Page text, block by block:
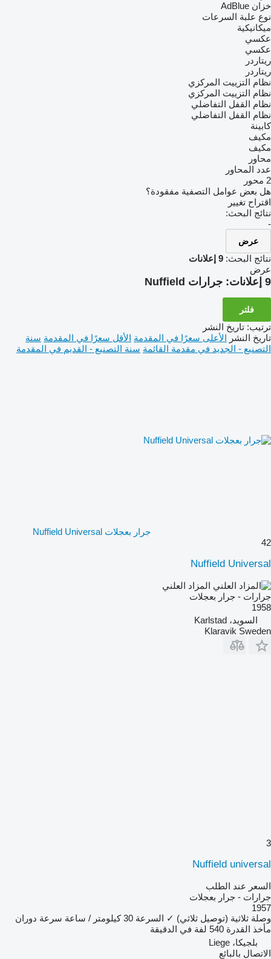
خزان AdBlue
نوع علبة السرعات
ميكانيكية
عكسي
عكسي
ريتاردر
ريتاردر
نظام التزييت المركزي
نظام التزييت المركزي
نظام القفل التفاضلي
نظام القفل التفاضلي
كابينة
مكيف
مكيف
محاور
عدد المحاور
2 محور
هل بعض عوامل التصفية مفقودة؟
اقتراح تغيير
نتائج البحث:
-
عرض
نتائج البحث: 9 إعلانات
عرض
9 إعلانات: جرارات Nuffield
فلتر
ترتيب: تاريخ النشر
تاريخ النشر الأعلى سعرًا في المقدمة الأقل سعرًا في المقدمة سنة
التصنيع - الجديد في مقدمة القائمة سنة التصنيع - القديم في المقدمة
جرار بعجلات Nuffield Universal
42
Nuffield Universal
المزاد العلني
جرارات - جرار بعجلات
1958
السويد، Karlstad
Klaravik Sweden
3
Nuffield universal
السعر عند الطلب
جرارات - جرار بعجلات
1957
وصلة ثلاثية (توصيل ثلاثي) ✓ السرعة 30 كيلومتر / ساعة
سرعة دوران
مأخذ القدرة 540 لفة في الدقيقة
بلجيكا، Liege
الاتصال بالبائع